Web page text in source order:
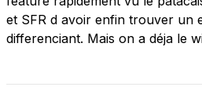
et SFR d avoir enfin trouver un
differenciant. Mais on a déja le